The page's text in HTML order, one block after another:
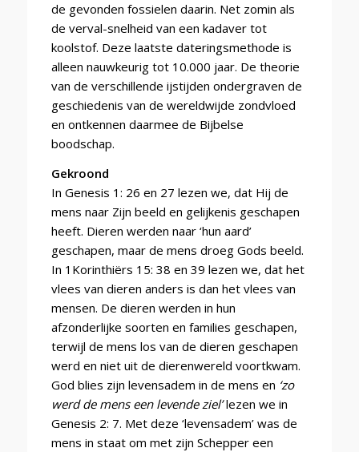
de gevonden fossielen daarin. Net zomin als
de verval-snelheid van een kadaver tot
koolstof. Deze laatste dateringsmethode is
alleen nauwkeurig tot 10.000 jaar. De theorie
van de verschillende ijstijden ondergraven de
geschiedenis van de wereldwijde zondvloed
en ontkennen daarmee de Bijbelse
boodschap.
Gekroond
In Genesis 1: 26 en 27 lezen we, dat Hij de
mens naar Zijn beeld en gelijkenis geschapen
heeft. Dieren werden naar ‘hun aard’
geschapen, maar de mens droeg Gods beeld.
In 1Korinthiërs 15: 38 en 39 lezen we, dat het
vlees van dieren anders is dan het vlees van
mensen. De dieren werden in hun
afzonderlijke soorten en families geschapen,
terwijl de mens los van de dieren geschapen
werd en niet uit de dierenwereld voortkwam.
God blies zijn levensadem in de mens en ‘zo
werd de mens een levende ziel’lezen we in
Genesis 2: 7. Met deze ‘levensadem’ was de
mens in staat om met zijn Schepper een